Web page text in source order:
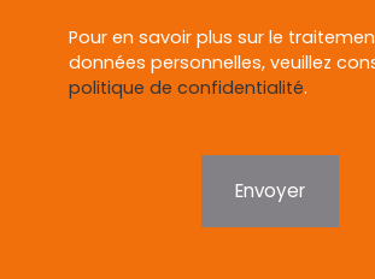
Pour en savoir plus sur le
données personnelles, veuillez
politique de confidentialité.
Envoyer